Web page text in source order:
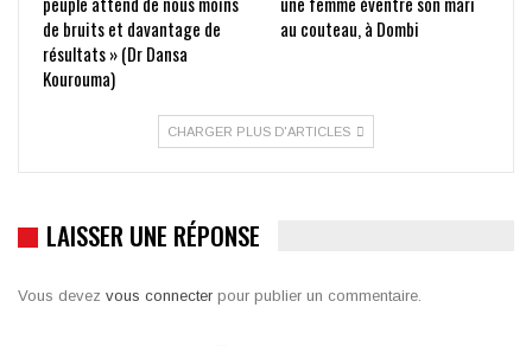
de bruits et davantage de
résultats » (Dr Dansa
Kourouma)
au couteau, à Dombi
CHARGER PLUS D'ARTICLES
LAISSER UNE RÉPONSE
Vous devez vous connecter pour publier un commentaire.